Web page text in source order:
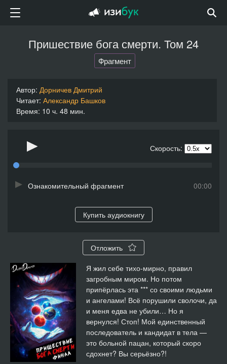
Пришествие бога смерти. Том 24
Фрагмент
Автор: Дорничев Дмитрий
Читает: Александр Башков
Время: 10 ч. 48 мин.
Скорость:
00:00
Ознакомительный фрагмент
Купить аудиокнигу
Отложить
Я жил себе тихо-мирно, правил
загробным миром. Но потом
припёрлась эта *** со своими людьми
и ангелами! Всё порушили сволочи, да
и меня едва не убили… Но я
вернулся! Стоп! Мой единственный
последователь и кандидат в тела —
это больной пацан, который скоро
сдохнет? Вы серьёзно?!